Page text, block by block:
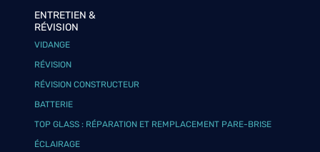
ENTRETIEN &
RÉVISION
VIDANGE
RÉVISION
RÉVISION CONSTRUCTEUR
BATTERIE
TOP GLASS : RÉPARATION ET REMPLACEMENT PARE-BRISE
ÉCLAIRAGE